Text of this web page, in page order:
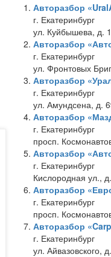
Авторазбор
г. Екатеринбург
ул. Куйбышева, д.
Авторазбор
г. Екатеринбург
ул. Фронтовых
Авторазбор
г. Екатеринбург
ул. Амундсена, д.
Авторазбор
г. Екатеринбург
просп.
Авторазбор
г. Екатеринбург
Кислородная ул.,
Авторазбор
г. Екатеринбург
просп.
Авторазбор
г. Екатеринбург
ул. Айвазовского,